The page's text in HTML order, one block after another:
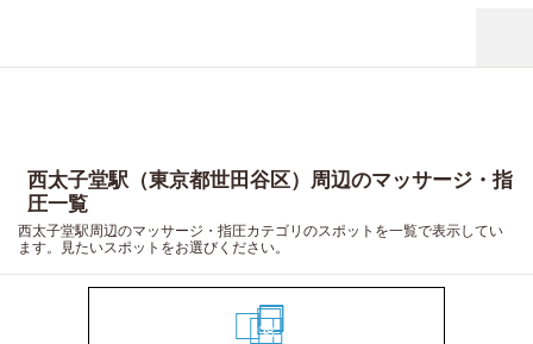
西太子堂駅（東京都世田谷区）周辺のマッサージ・指
圧一覧
西太子堂駅周辺のマッサージ・指圧カテゴリのスポットを一覧で表示してい
ます。見たいスポットをお選びください。
8
9
1617
19
20